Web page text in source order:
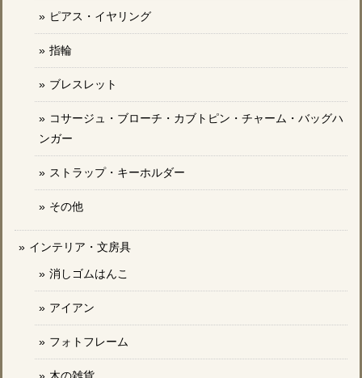
ピアス・イヤリング
指輪
ブレスレット
コサージュ・ブローチ・カブトピン・チャーム・バッグハ
ンガー
ストラップ・キーホルダー
その他
インテリア・文房具
消しゴムはんこ
アイアン
フォトフレーム
木の雑貨